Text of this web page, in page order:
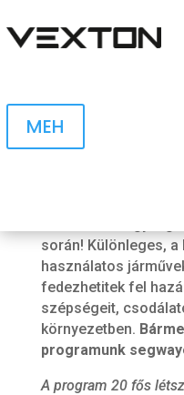
MEH
Segway
során! Különleges,
használatos
fedezhetitek fel
szépségeit,
környezetben.
programunk
A program 20 fős